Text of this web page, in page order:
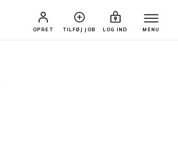
OPRET TILFØJ JOB LOG IND MENU